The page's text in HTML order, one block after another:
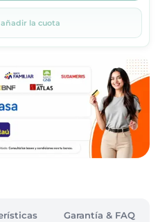
la cuota
Garantía & FAQ